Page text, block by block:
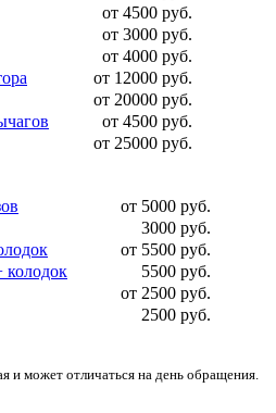
от 4500 руб.
от 3000 руб.
от 4000 руб.
от 12000 руб.
от 20000 руб.
от 4500 руб.
от 25000 руб.
от 5000 руб.
3000 руб.
от 5500 руб.
колодок
5500 руб.
от 2500 руб.
2500 руб.
и может отличаться на день обращения.